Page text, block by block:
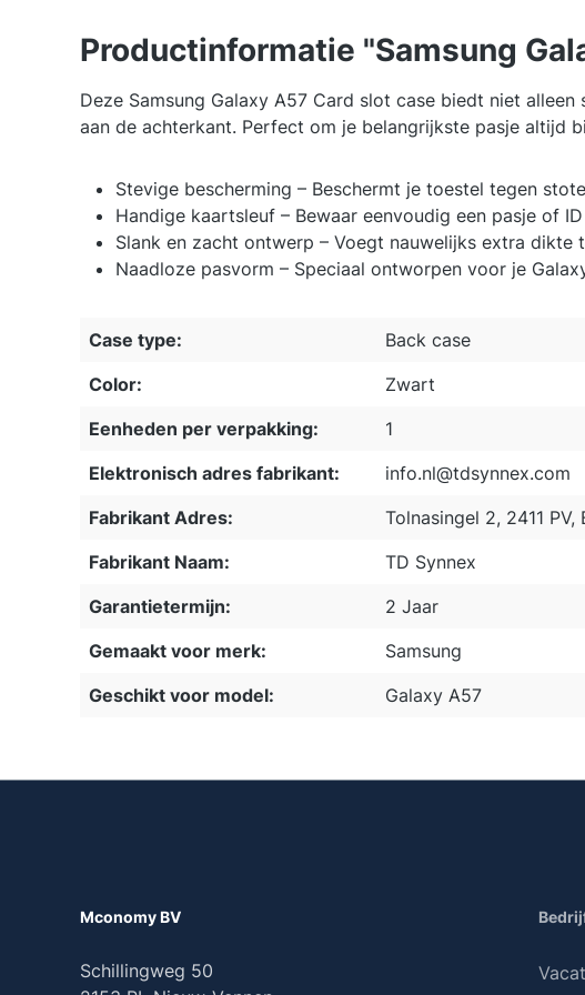
Productinformatie "Samsung
Deze Samsung Galaxy A57 Card slot case biedt niet
aan de achterkant. Perfect om je belangrijkste pasje altijd
Stevige bescherming – Beschermt je toestel tegen
Handige kaartsleuf – Bewaar eenvoudig een pasje of
Slank en zacht ontwerp – Voegt nauwelijks extra dikte
Naadloze pasvorm – Speciaal ontworpen voor je
Case type:
Back case
Color:
Zwart
Eenheden per verpakking:
1
Elektronisch adres fabrikant:
info.nl@tdsynnex.com
Fabrikant Adres:
Tolnasingel 2, 2411 PV,
Fabrikant Naam:
TD Synnex
Garantietermijn:
2 Jaar
Gemaakt voor merk:
Samsung
Geschikt voor model:
Galaxy A57
Mconomy BV
Schillingweg 50